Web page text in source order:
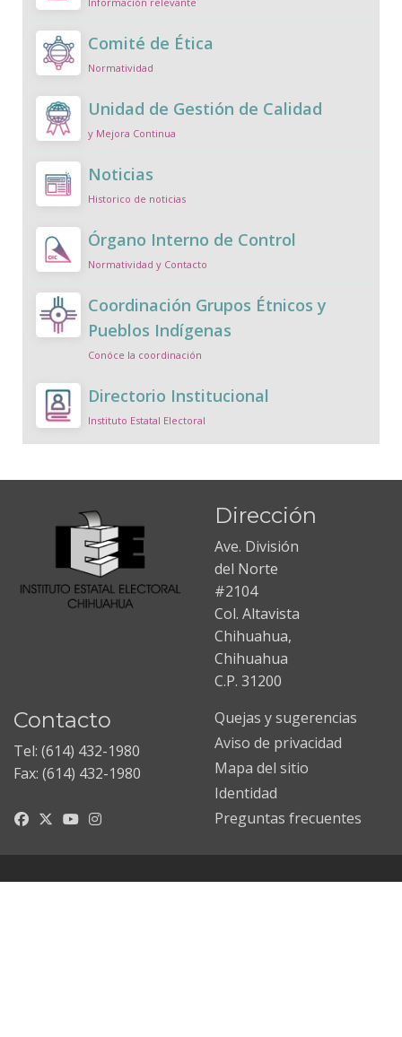
Comité de Ética
Normatividad
Unidad de Gestión de Calidad
y Mejora Continua
Noticias
Historico de noticias
Órgano Interno de Control
Normatividad y Contacto
Coordinación Grupos Étnicos y
Pueblos Indígenas
Conóce la coordinación
Directorio Institucional
Instituto Estatal Electoral
Dirección
Ave. División
del Norte
#2104
Col. Altavista
Chihuahua,
Chihuahua
C.P. 31200
Contacto
Tel: (614) 432-1980
Fax: (614) 432-1980
Quejas y sugerencias
Aviso de privacidad
Mapa del sitio
Identidad
Preguntas frecuentes